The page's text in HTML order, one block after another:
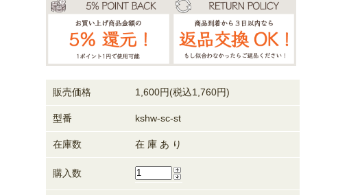
販売価格 1,600円(税込1,760円)
型番 kshw-sc-st
在庫数 在 庫 あ り
購入数